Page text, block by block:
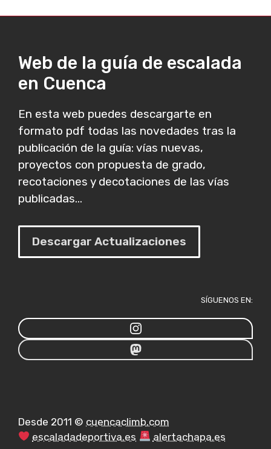
Web de la guía de escalada
en Cuenca
En esta web puedes descargarte en
formato pdf todas las novedades tras la
publicación de la guía: vías nuevas,
proyectos con propuesta de grado,
recotaciones y decotaciones de las vías
publicadas...
Descargar Actualizaciones
SÍGUENOS EN:
Desde 2011 © cuencaclimb.com
escaladadeportiva.es
alertachapa.es